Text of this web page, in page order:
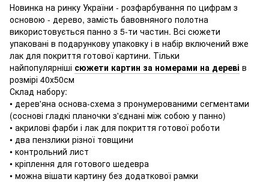
Новинка на ринку України - розфарбування по цифрам з
основою - дерево, замість бавовняного полотна
використовується панно з 5-ти частин. Всі сюжети
упаковані в подарункову упаковку і в набір включений вже
лак для покриття готової картини. Тільки
найпопулярніші сюжети картин за номерами на дереві в
розмірі 40х50см
Склад набору:
• дерев'яна основа-схема з пронумерованими сегментами
(соснові гладкі планочки з'єднані між собою у панно)
• акрилові фарби і лак для покриття готової роботи
• два пензлики різної товщини
• контрольний лист
• кріплення для готового шедевра
• можна вішати картину без додаткової рамки